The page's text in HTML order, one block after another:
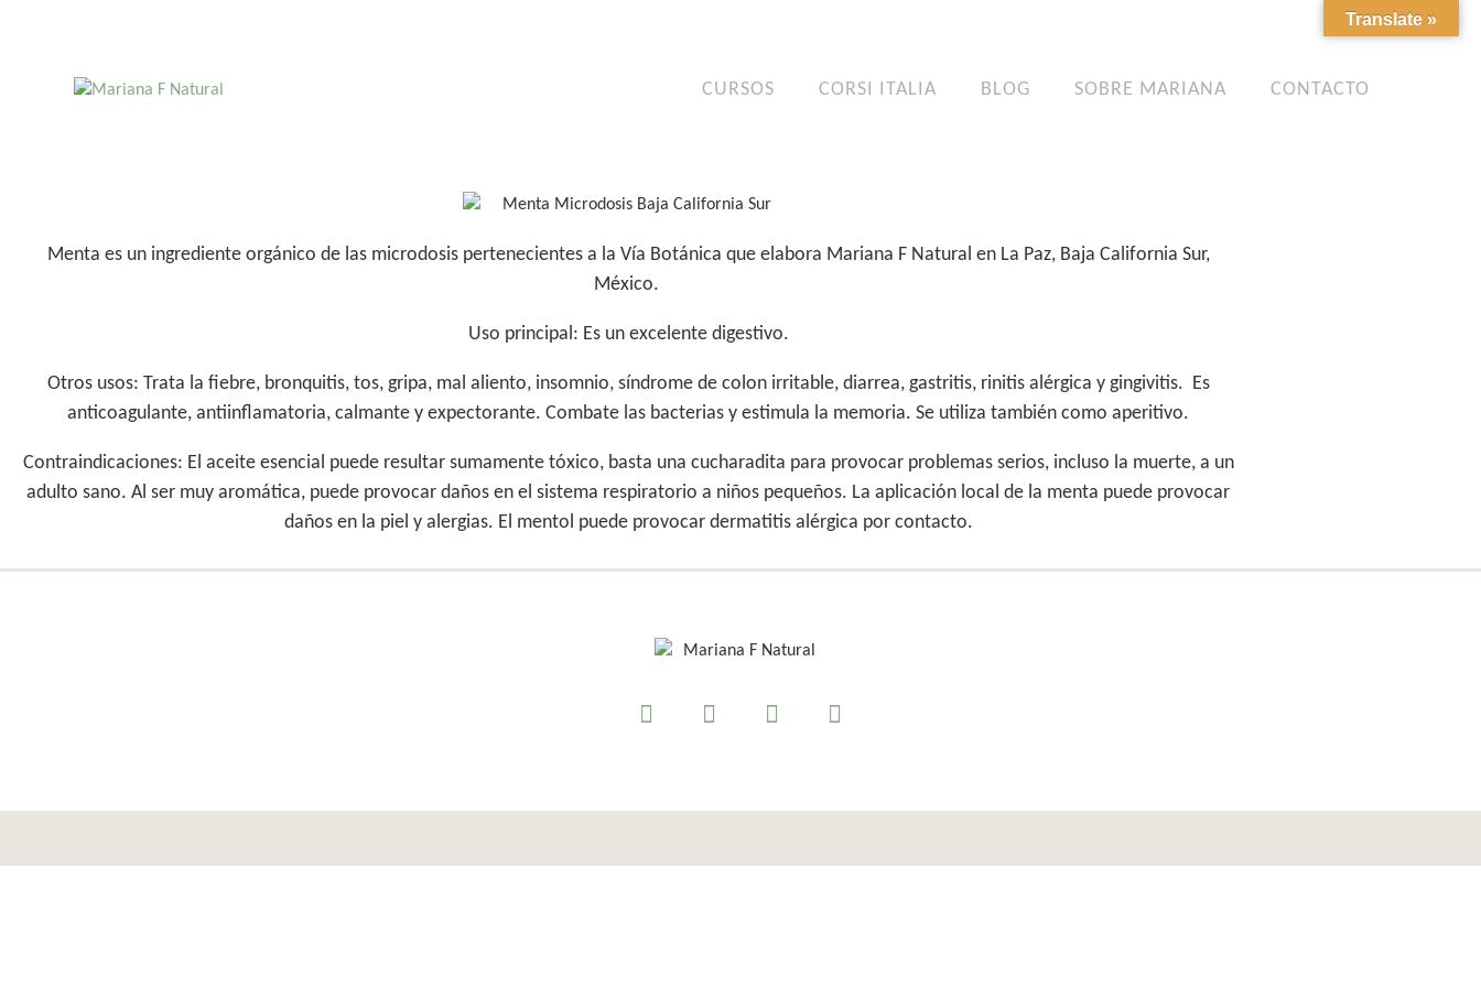
CURSOS CORSI ITALIA BLOG SOBRE MARIANA CONTACTO
Menta es un ingrediente orgánico de las microdosis pertenecientes a la Vía Botánica que elabora Mariana F Natural en La Paz, Baja California Sur,
México.
Uso principal: Es un excelente digestivo.
Otros usos: Trata la fiebre, bronquitis, tos, gripa, mal aliento, insomnio, síndrome de colon irritable, diarrea, gastritis, rinitis alérgica y gingivitis. Es
anticoagulante, antiinflamatoria, calmante y expectorante. Combate las bacterias y estimula la memoria. Se utiliza también como aperitivo.
Contraindicaciones: El aceite esencial puede resultar sumamente tóxico, basta una cucharadita para provocar problemas serios, incluso la muerte, a un
adulto sano. Al ser muy aromática, puede provocar daños en el sistema respiratorio a niños pequeños. La aplicación local de la menta puede provocar
daños en la piel y alergias. El mentol puede provocar dermatitis alérgica por contacto.
Translate »